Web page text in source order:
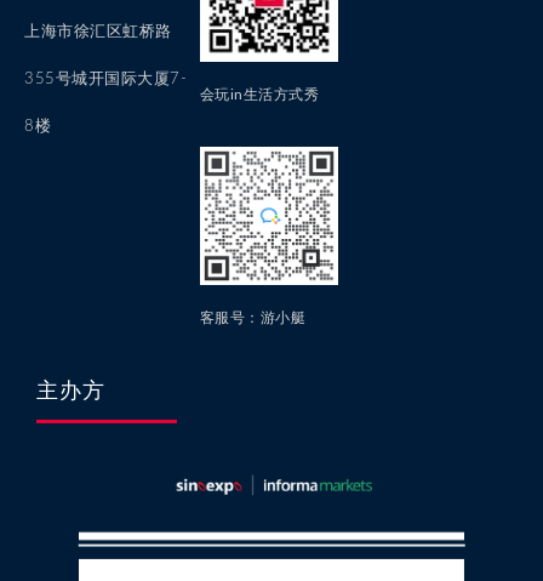
上海市徐汇区虹桥路
355号城开国际大厦7-
8楼
会玩in生活方式秀
客服号：游小艇
主办方